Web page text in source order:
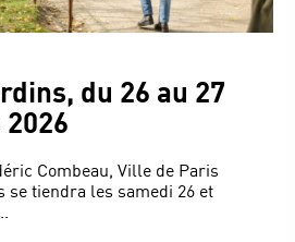
du 26 au 27
Combeau, Ville de Paris
se tiendra les samedi 26 et